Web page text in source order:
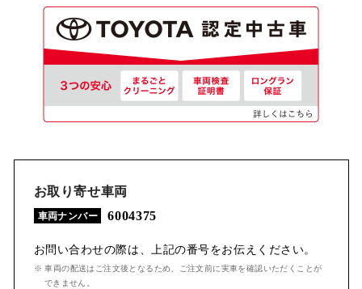
お取り寄せ車両
車両ナンバー 6004375
お問い合わせの際は、上記の番号をお伝えください。
※ 車両の配送はご注文後となるため、ご注文前に実車を確認いただくことが
できません。